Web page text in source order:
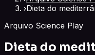
›Dieta do
Arquivo Science Play
Dieta do